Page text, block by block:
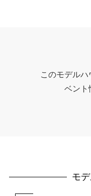
このモデル
ベント
モ